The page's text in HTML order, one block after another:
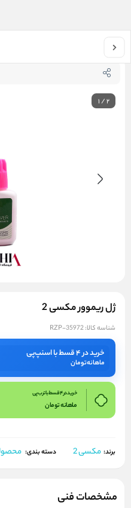
خانه
1/2
ژل ریموور مکسی 2
شناسه کالا:RZP-35972
خرید در ۴ قسط با اسنپ‌پی
ماهانهتومان
خرید در 4 قسط با ترب پی
ماهانهتومان
برند: مکسی 2 دسته بندی:
مشخصات فنی